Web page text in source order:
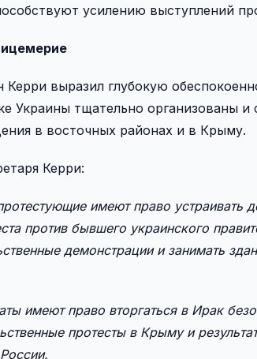
усилению выступлений
Керри выразил глубокую
Украины тщательно организованы
в восточных районах и в Крыму.
Керри:
имеют право устраивать
против бывшего украинского
демонстрации и занимать
имеют право вторгаться в Ирак
протесты в Крыму и